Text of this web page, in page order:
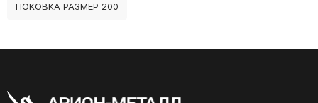
ПОКОВКА РАЗМЕР 200